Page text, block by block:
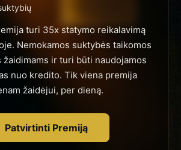
turi 35x statymo reikalavimą
Nemokamos suktybės taikomos
žaidimams ir turi būti naudojamos
nuo kredito. Tik viena premija
žaidėjui, per dieną.
Patvirtinti Premiją